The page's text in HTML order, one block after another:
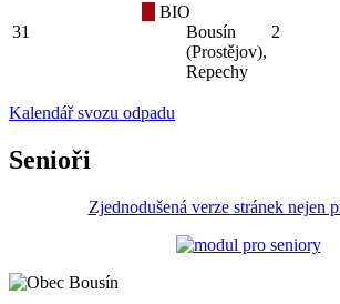
31
BIO
Bousín
(Prostějov),
Repechy
2
Kalendář svozu odpadu
Senioři
Zjednodušená verze stránek nejen